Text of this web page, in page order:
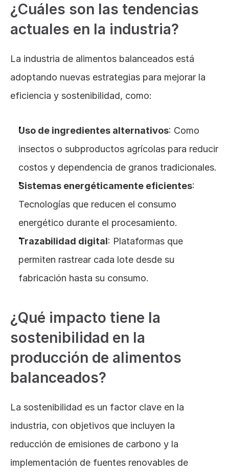
¿Cuáles son las tendencias
actuales en la industria?
La industria de alimentos balanceados está
adoptando nuevas estrategias para mejorar la
eficiencia y sostenibilidad, como:
Uso de ingredientes alternativos: Como
insectos o subproductos agrícolas para reducir
costos y dependencia de granos tradicionales.
Sistemas energéticamente eficientes:
Tecnologías que reducen el consumo
energético durante el procesamiento.
Trazabilidad digital: Plataformas que
permiten rastrear cada lote desde su
fabricación hasta su consumo​.
¿Qué impacto tiene la
sostenibilidad en la
producción de alimentos
balanceados?
La sostenibilidad es un factor clave en la
industria, con objetivos que incluyen la
reducción de emisiones de carbono y la
implementación de fuentes renovables de